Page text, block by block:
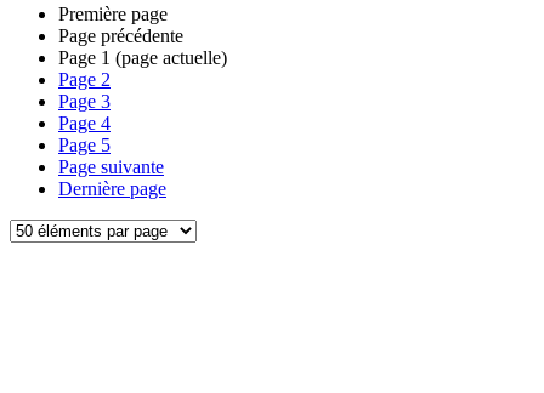
Première page
Page précédente
Page 1 (page actuelle)
Page 2
Page 3
Page 4
Page 5
Page suivante
Dernière page